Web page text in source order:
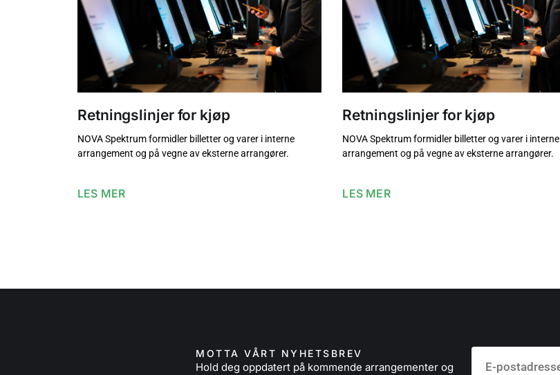
Retningslinjer for kjøp
NOVA Spektrum formidler billetter og varer i interne
arrangement og på vegne av eksterne arrangører.
LES MER
Retningslinjer for kjøp
NOVA Spektrum formidler billetter og varer i interne
arrangement og på vegne av eksterne arrangører.
LES MER
MOTTA VÅRT NYHETSBREV
Hold deg oppdatert på kommende arrangementer og